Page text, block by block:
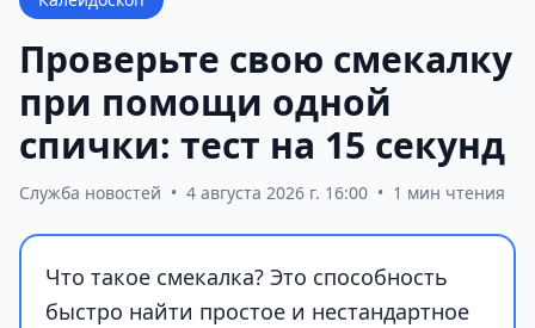
Проверьте свою смекалку
при помощи одной
спички: тест на 15 секунд
Служба новостей • 4 августа 2026 г. 16:00 • 1 мин чтения
Что такое смекалка? Это способность
быстро найти простое и нестандартное